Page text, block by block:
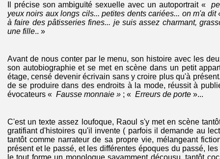
Il précise son ambiguïté sexuelle avec un autoportrait «
yeux noirs aux longs cils... petites dents cariées... on m'a
à faire des pâtisseries fines... je suis assez charmant,
une fille.. »
Avant de nous conter par le menu, son histoire avec les
son autobiographie et se met en scène dans un petit
étage, censé devenir écrivain sans y croire plus qu'à
de se produire dans des endroits à la mode, réussit à
évocateurs « Fausse monnaie » ; « Erreurs de porte »...
C'est un texte assez loufoque, Raoul s'y met en scène
gratifiant d'histoires qu'il invente ( parfois il demande au
tantôt comme narrateur de sa propre vie, mélangeant
présent et le passé, et les différentes époques du passé,